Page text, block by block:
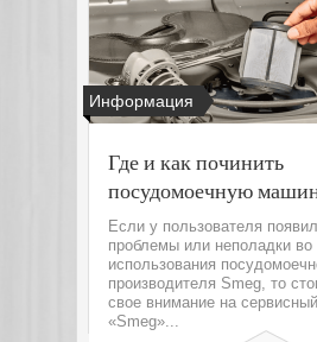
Информация
Где и как починить
посудомоечную
Если у пользователя
проблемы или неполадки во
использования
производителя Smeg, то
свое внимание на
«Smeg»...